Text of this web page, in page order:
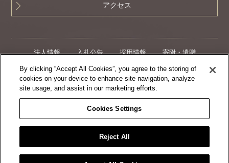
アクセス
法人情報 入札公告 採用情報
寄附・遺贈
クラウドファンディング
サイトマップ
プライバシーポリシー
ウェブアクセシビリティ方針
By clicking “Accept All Cookies”, you agree to the storing of
cookies on your device to enhance site navigation, analyze
site usage, and assist in our marketing efforts.
Cookies Settings
Reject All